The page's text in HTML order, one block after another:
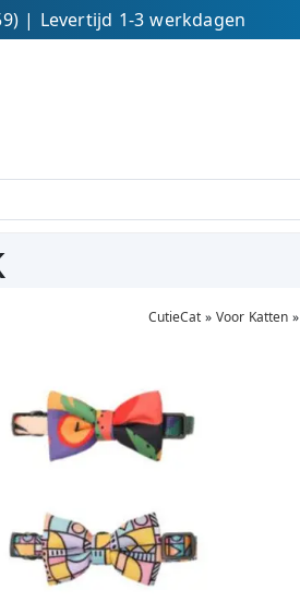
| Levertijd 1-3 werkdagen
CutieCat» Voor Katten»